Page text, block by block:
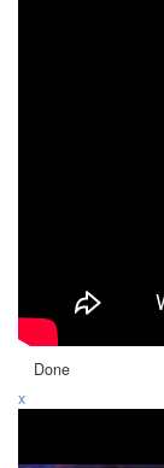
Done
x